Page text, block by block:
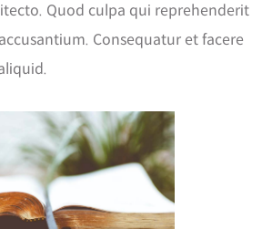
Quod culpa qui reprehenderit
Consequatur et facere